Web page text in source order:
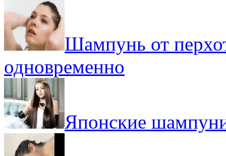
Шампунь от
одновременно
Японские